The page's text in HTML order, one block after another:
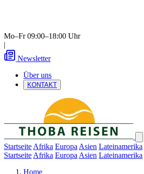
Mo–Fr 09:00–18:00 Uhr
|
Newsletter
Über uns
KONTAKT
Startseite Afrika Europa Asien Lateinamerika
Startseite Afrika Europa Asien Lateinamerika
Home